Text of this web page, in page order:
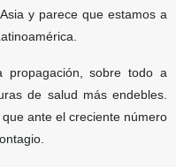
y parece que estamos a
propagación, sobre todo a
de salud más endebles.
ante el creciente número